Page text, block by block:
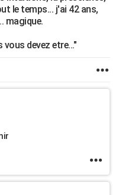
le temps... j'ai 42 ans,
magique.
devez etre..."